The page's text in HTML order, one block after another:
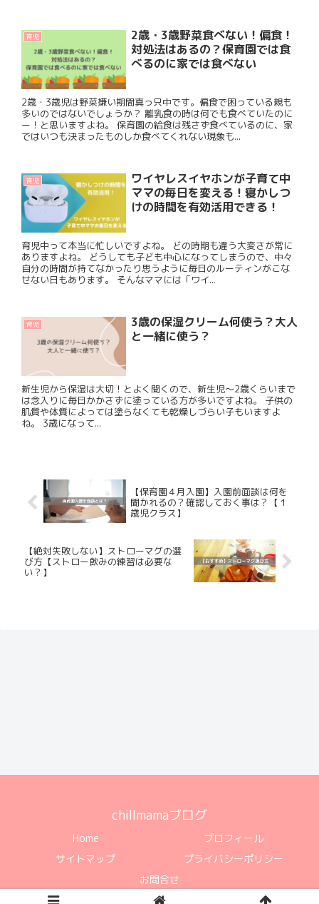
育児
2歳・3歳野菜食べない！偏食！
対処法はあるの？保育園では食
べるのに家では食べない
2歳・3歳児は野菜嫌い期間真っ只中です。偏食で困っている親も
多いのではないでしょうか？ 離乳食の時は何でも食べていたのに
ー！と思いますよね。 保育園の給食は残さず食べているのに、家
ではいつも決まったものしか食べてくれない現象も...
育児
ワイヤレスイヤホンが子育て中
ママの毎日を変える！寝かしつ
けの時間を有効活用できる！
育児中って本当に忙しいですよね。 どの時期も違う大変さが常に
ありますよね。 どうしても子ども中心になってしまうので、中々
自分の時間が持てなかったり思うように毎日のルーティンがこな
せない日もあります。 そんなママには「ワイ...
育児
3歳の保湿クリーム何使う？大人
と一緒に使う？
新生児から保湿は大切！とよく聞くので、新生児〜2歳くらいまで
は念入りに毎日かかさずに塗っている方が多いですよね。 子供の
肌質や体質によっては塗らなくても乾燥しづらい子もいますよ
ね。 3歳になって...
【保育園４月入園】入園前面談は何を
聞かれるの？確認しておく事は？【１
歳児クラス】
【絶対失敗しない】ストローマグの選
び方【ストロー飲みの練習は必要な
い？】
chillmamaブログ
Home
プロフィール
サイトマップ
プライバシーポリシー
お問合せ